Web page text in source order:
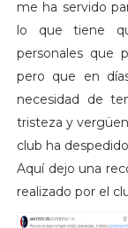
me ha servido
lo que tiene
personales que
pero que en
necesidad de
tristeza y
club ha
Aquí dejo una
realizado por el